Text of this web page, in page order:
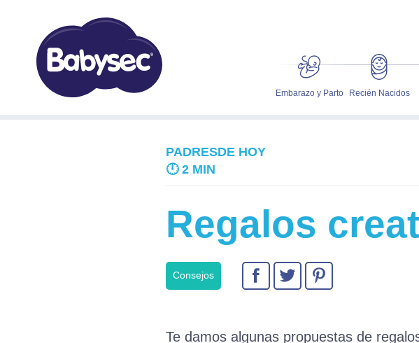
Embarazo y Parto Recién Nacidos
PADRESDE HOY
🕛 2 MIN
Regalos
Consejos
Te damos algunas propuestas de